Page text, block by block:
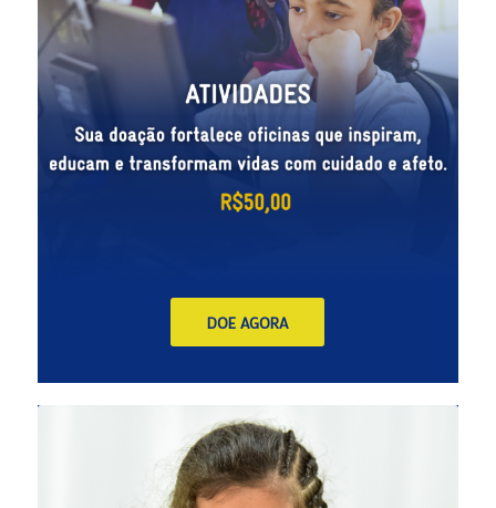
DOE AGORA